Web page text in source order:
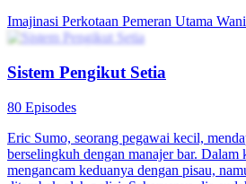
Imajinasi Perkotaan Pemeran Utama
Sistem Pengikut Setia
80 Episodes
Eric Sumo, seorang pegawai kecil,
berselingkuh dengan manajer bar. Dalam
mengancam keduanya dengan pisau,